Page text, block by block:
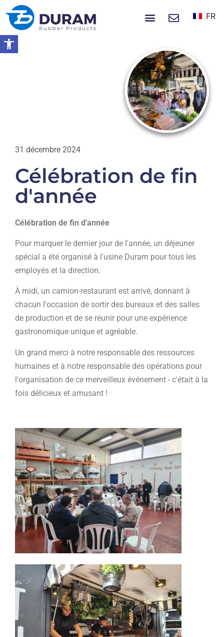
Ouvrir la barre d’outils
FR
31 décembre 2024
Célébration de fin
d'année
Célébration de fin d'année
Pour marquer le dernier jour de l'année, un déjeuner
spécial a été organisé à l'usine Duram pour tous les
employés et la direction.
À midi, un camion-restaurant est arrivé, donnant à
chacun l'occasion de sortir des bureaux et des salles
de production et de se réunir pour une expérience
gastronomique unique et agréable.
Un grand merci à notre responsable des ressources
humaines et à notre responsable des opérations pour
l'organisation de ce merveilleux événement - c'était à la
fois délicieux et amusant !